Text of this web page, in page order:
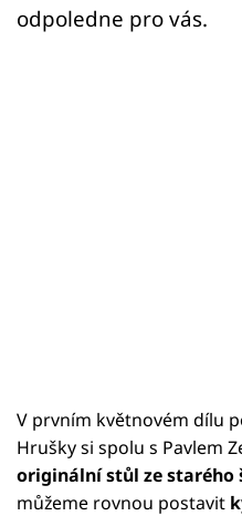
odpoledne pro vás.
V prvním květnovém dílu
Hrušky si spolu s Pavlem
originální stůl ze starého
můžeme rovnou postavit